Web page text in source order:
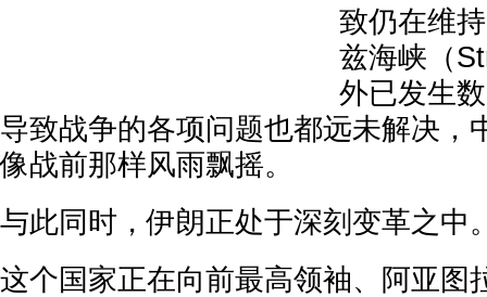
致仍在维
兹海峡（
外已发生
导致战争的各项问题也都远未解决，
像战前那样风雨飘摇。
与此同时，伊朗正处于深刻变革之中
这个国家正在向前最高领袖、阿亚图